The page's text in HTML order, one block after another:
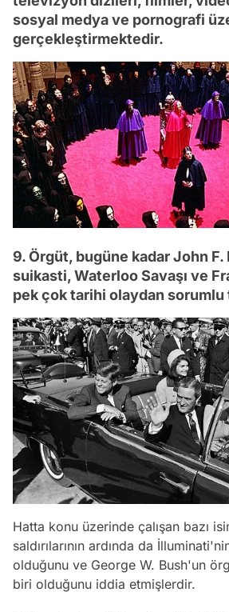
sosyal medya ve pornografi
gerçekleştirmektedir.
9. Örgüt, bugüne kadar John F.
suikasti, Waterloo Savaşı ve
pek çok tarihi olaydan
Hatta konu üzerinde çalışan bazı
saldırılarının ardında da
olduğunu ve George W. Bush'un
biri olduğunu iddia etmişlerdir.